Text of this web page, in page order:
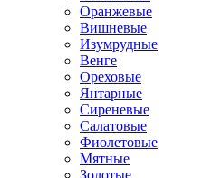
Оранжевые
Вишневые
Изумрудные
Венге
Ореховые
Янтарные
Сиреневые
Салатовые
Фиолетовые
Мятные
Золотые